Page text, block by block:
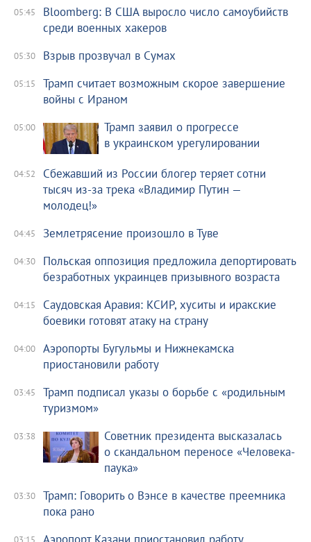
05:45
Bloomberg: В США выросло число самоубийств
среди военных хакеров
05:30 Взрыв прозвучал в Сумах
05:15
Трамп считает возможным скорое завершение
войны с Ираном
05:00
Трамп заявил о прогрессе
в украинском урегулировании
04:52
Сбежавший из России блогер теряет сотни
тысяч из-за трека «Владимир Путин —
молодец!»
04:45 Землетрясение произошло в Туве
04:30
Польская оппозиция предложила депортировать
безработных украинцев призывного возраста
04:15
Саудовская Аравия: КСИР, хуситы и иракские
боевики готовят атаку на страну
04:00
Аэропорты Бугульмы и Нижнекамска
приостановили работу
03:45
Трамп подписал указы о борьбе с «родильным
туризмом»
03:38
Советник президента высказалась
о скандальном переносе «Человека-
паука»
03:30
Трамп: Говорить о Вэнсе в качестве преемника
пока рано